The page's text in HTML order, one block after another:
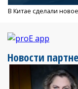
В Китае сделали
Новости